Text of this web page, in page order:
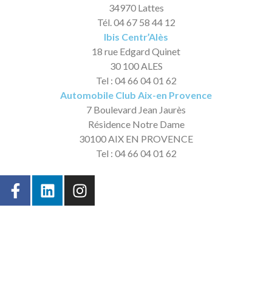
34970 Lattes
Tél. 04 67 58 44 12
Ibis Centr’Alès
18 rue Edgard Quinet
30 100 ALES
Tel : 04 66 04 01 62
Automobile Club Aix-en Provence
7 Boulevard Jean Jaurès
Résidence Notre Dame
30100 AIX EN PROVENCE
Tel : 04 66 04 01 62